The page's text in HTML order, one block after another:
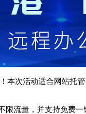
本次活动适合网站托
限流量，并支持免费